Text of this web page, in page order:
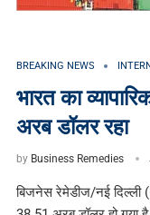
BREAKING NEWS
भारत का
अरब डॉलर रहा
by Business Remedies
बिजनेस रेमेडीज/नई दिल्ली